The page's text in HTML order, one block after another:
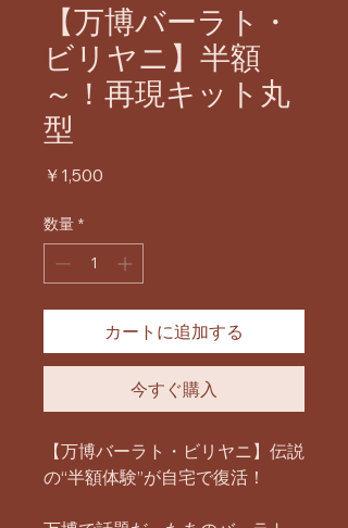
【万博バーラト・
ビリヤニ】半額
～！再現キット丸
型
￥1,500
数量 *
カートに追加する
今すぐ購入
【万博バーラト・ビリヤニ】伝説
の“半額体験”が自宅で復活！